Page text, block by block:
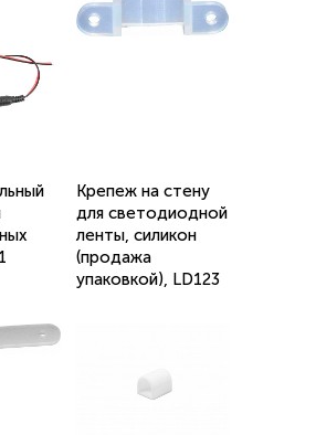
Крепеж на стену
для светодиодной
ленты, силикон
(продажа
упаковкой), LD123